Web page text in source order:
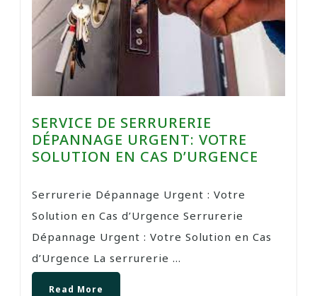
SERVICE DE SERRURERIE
DÉPANNAGE URGENT: VOTRE
SOLUTION EN CAS D’URGENCE
Serrurerie Dépannage Urgent : Votre
Solution en Cas d’Urgence Serrurerie
Dépannage Urgent : Votre Solution en Cas
d’Urgence La serrurerie ...
Read More